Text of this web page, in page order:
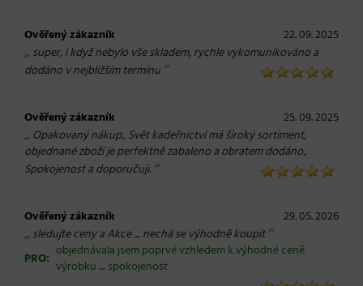
Ověřený zákazník 22. 09. 2025
„ super, i když nebylo vše skladem, rychle vykomunikováno a
dodáno v nejbližším termínu “
Ověřený zákazník 25. 09. 2025
„ Opakovaný nákup., Svět kadeřnictví má široký sortiment,
objednané zboží je perfektně zabaleno a obratem dodáno.,
Spokojenost a doporučuji. “
Ověřený zákazník 29. 05. 2026
„ sledujte ceny a Akce .... nechá se výhodně koupit“
PRO: objednávala jsem poprvé vzhledem k výhodné ceně
výrobku .... spokojenost